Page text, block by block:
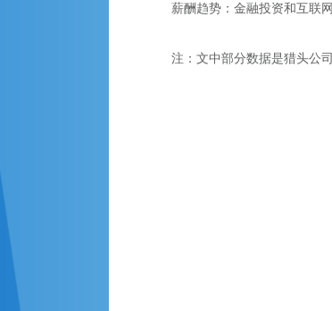
薪酬趋势：金融投资和互联
注：文中部分数据是猎头公